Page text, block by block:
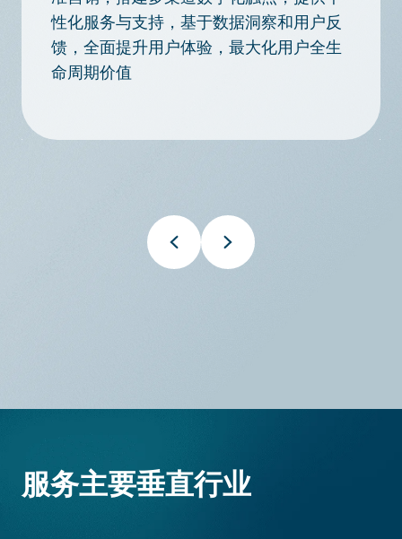
性化服务与支持，基于数据洞察和用户反
馈，全面提升用户体验，最大化用户全生
命周期价值
服务主要垂直行业